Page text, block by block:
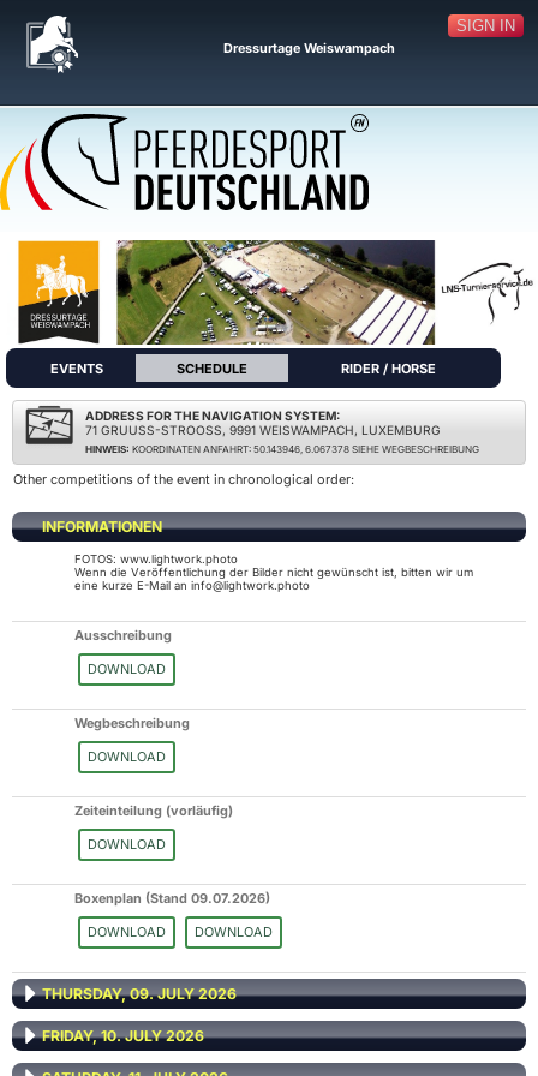
SIGN IN
Dressurtage Weiswampach
EVENTS SCHEDULE RIDER / HORSE
ADDRESS FOR THE NAVIGATION SYSTEM:
71 GRUUSS-STROOSS, 9991 WEISWAMPACH, LUXEMBURG
HINWEIS: KOORDINATEN ANFAHRT: 50.143946, 6.067378 SIEHE WEGBESCHREIBUNG
Other competitions of the event in chronological order:
INFORMATIONEN
FOTOS: www.lightwork.photo
Wenn die Veröffentlichung der Bilder nicht gewünscht ist, bitten wir um
eine kurze E-Mail an info@lightwork.photo
Ausschreibung
DOWNLOAD
Wegbeschreibung
DOWNLOAD
Zeiteinteilung (vorläufig)
DOWNLOAD
Boxenplan (Stand 09.07.2026)
DOWNLOAD
DOWNLOAD
THURSDAY, 09. JULY 2026
FRIDAY, 10. JULY 2026